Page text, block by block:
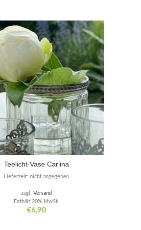
Teelicht-Vase Carlina
€6,90
Enthält 20% MwSt.
zzgl. Versand
Lieferzeit: nicht angegeben